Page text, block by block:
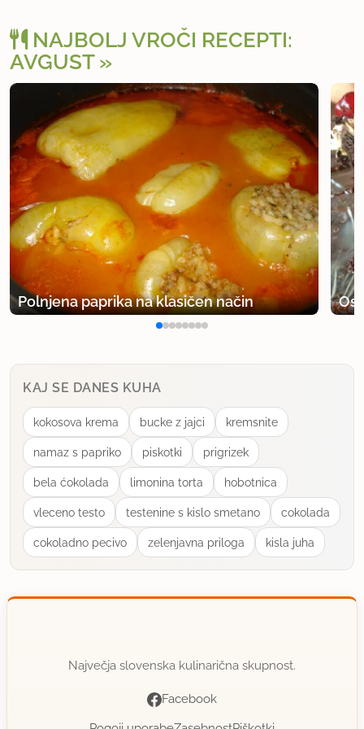
NAJBOLJ VROČI RECEPTI:
AVGUST
Polnjena paprika na klasičen način
KAJ SE DANES KUHA
kokosova krema bucke z jajci kremsnite
namaz s papriko piskotki prigrizek
bela ćokolada limonina torta hobotnica
vleceno testo testenine s kislo smetano cokolada
cokoladno pecivo zelenjavna priloga kisla juha
Največja slovenska kulinarična skupnost.
Facebook